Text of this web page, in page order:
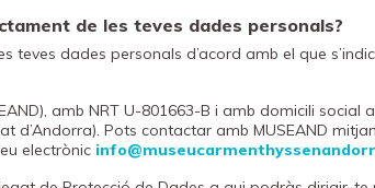
de les teves dades personals?
teves dades personals d’acord amb el que
amb NRT U-801663-B i amb domicili social
d’Andorra). Pots contactar amb MUSEAND
electrònic